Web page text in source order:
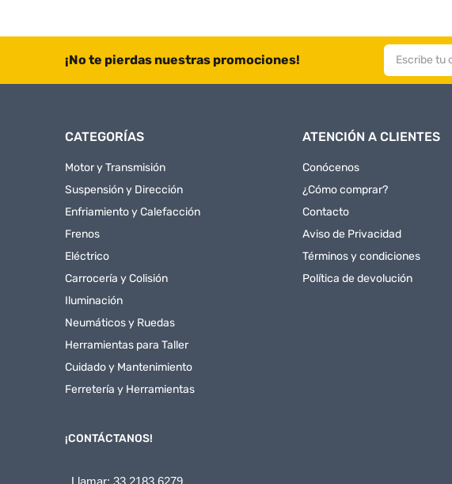
¡No te pierdas nuestras promociones!
CATEGORÍAS
Motor y Transmisión
Suspensión y Dirección
Enfriamiento y Calefacción
Frenos
Eléctrico
Carrocería y Colisión
Iluminación
Neumáticos y Ruedas
Herramientas para Taller
Cuidado y Mantenimiento
Ferretería y Herramientas
¡CONTÁCTANOS!
Llamar: 33 2183 6279
ATENCIÓN A CLIENTES
Conócenos
¿Cómo comprar?
Contacto
Aviso de Privacidad
Términos y condiciones
Política de devolución